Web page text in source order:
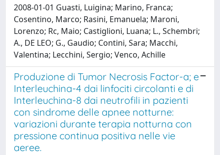
2008-01-01 Guasti, Luigina; Marino, Franca;
Cosentino, Marco; Rasini, Emanuela; Maroni,
Lorenzo; Rc, Maio; Castiglioni, Luana; L., Schembri;
A., DE LEO; G., Gaudio; Contini, Sara; Macchi,
Valentina; Lecchini, Sergio; Venco, Achille
Produzione di Tumor Necrosis Factor-a; e
Interleuchina-4 dai linfociti circolanti e di
Interleuchina-8 dai neutrofili in pazienti
con sindrome delle apnee notturne:
variazioni durante terapia notturna con
pressione continua positiva nelle vie
aeree.